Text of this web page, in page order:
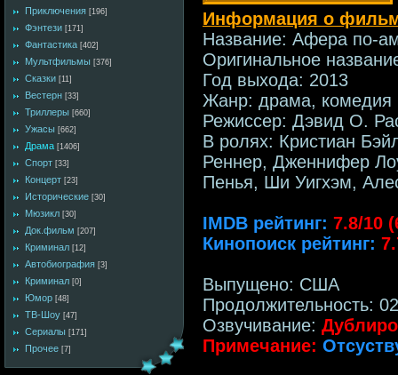
Приключения [196]
Фэнтези [171]
Фантастика [402]
Мультфильмы [376]
Сказки [11]
Вестерн [33]
Триллеры [660]
Ужасы [662]
Драма [1406]
Спорт [33]
Концерт [23]
Исторические [30]
Мюзикл [30]
Док.фильм [207]
Криминал [12]
Автобиография [3]
Криминал [0]
Юмор [48]
ТВ-Шоу [47]
Сериалы [171]
Прочее [7]
Информация о
Название: Афера по-
Оригинальное
Год выхода: 2013
Жанр: драма, комедия
Режиссер: Дэвид О.
В ролях: Кристиан
Реннер, Дженнифер
Пенья, Ши Уигхэм,
IMDB рейтинг: 7.8/10
Кинопоиск рейтинг:
Выпущено: США
Продолжительность:
Озвучивание:
Примечание: